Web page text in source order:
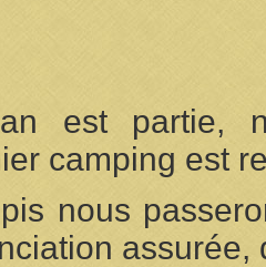
est partie,
camping est
nous
assurée,